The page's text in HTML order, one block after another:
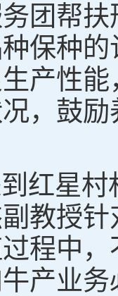
团帮
保种
产性
，鼓
红星
教授
程中
产业